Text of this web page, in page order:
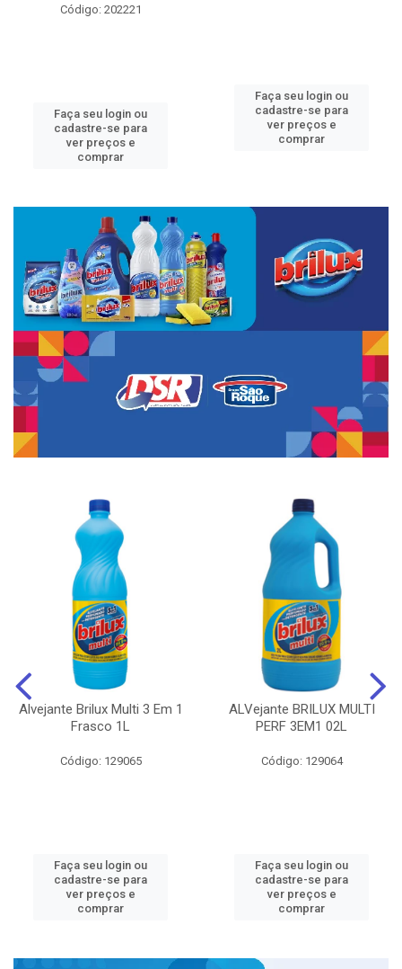
Código: 202221
Faça seu login ou
cadastre-se para
ver preços e
comprar
Faça seu login ou
cadastre-se para
ver preços e
comprar
Alvejante Brilux Multi 3 Em 1
Frasco 1L
Código: 129065
Faça seu login ou
cadastre-se para
ver preços e
comprar
ALVejante BRILUX MULTI
PERF 3EM1 02L
Código: 129064
Faça seu login ou
cadastre-se para
ver preços e
comprar